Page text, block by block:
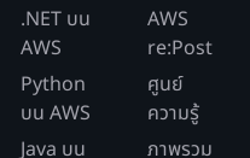
.NET บน
AWS
Python
บน AWS
Java บน
AWS
re:Post
ศูนย์
ความรู้
ภาพรวม